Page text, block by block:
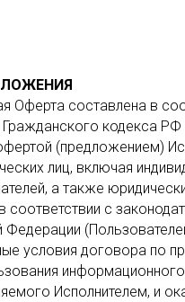
Оферта составлена в
Гражданского кодекса РФ
(предложением)
лиц, включая
а также
соответствии с
Федерации
условия договора по
Исполнителем, и